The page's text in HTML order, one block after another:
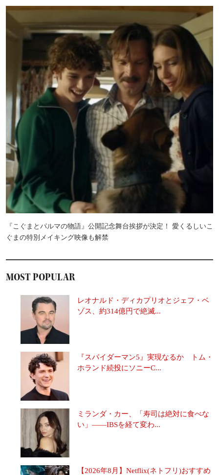
『こぐまとパルマの物語』公開記念舞台挨拶が決定！ 愛くるしいこ
ぐまの特別メイキング映像も解禁
MOST POPULAR
レオナルド・ディカプリオとジェフ・ベ
ゾス、約314億円で絶滅...
『スパイダーマン5』実現なるか トム・
ホランド続投にソニーC...
ミランダ・カー、「寿司は絶対に食べな
い」――IBSを経て変わ...
【2026年8月】Netflix(ネトフリ)おすすめ